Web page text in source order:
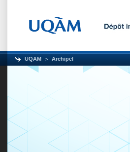
UQAM Archipel